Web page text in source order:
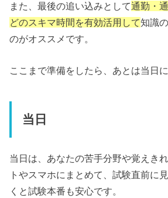
また、最後の追い込みとして通勤・
どのスキマ時間を有効活用して知識
のがオススメです。
ここまで準備をしたら、あとは当日
当日
当日は、あなたの苦手分野や覚えき
トやスマホにまとめて、試験直前に
くと試験本番も安心です。